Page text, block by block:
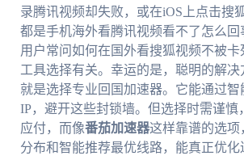
录腾讯视频却失败，或在iOS上点击搜
都是手机海外看腾讯视频看不了怎么回
用户常问如何在国外看搜狐视频不被卡
工具选择有关。幸运的是，聪明的解决
就是选择专业回国加速器。它能通过
IP，避开这些封锁墙。但选择时需谨慎
应付，而像番茄加速器这样靠谱的选项
分布和智能推荐最优线路，能真正优化